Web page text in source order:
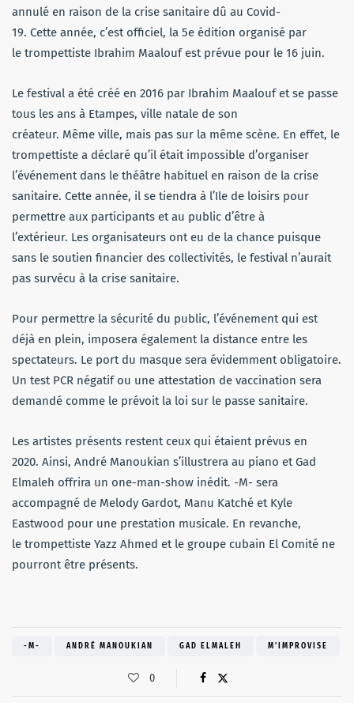
annulé en raison de la crise sanitaire dû au Covid-
19. Cette année, c’est officiel, la 5e édition organisé par
le trompettiste Ibrahim Maalouf est prévue pour le 16 juin.
Le festival a été créé en 2016 par Ibrahim Maalouf et se passe
tous les ans à Etampes, ville natale de son
créateur. Même ville, mais pas sur la même scène. En effet, le
trompettiste a déclaré qu’il était impossible d’organiser
l’événement dans le théâtre habituel en raison de la crise
sanitaire. Cette année, il se tiendra à l’Ile de loisirs pour
permettre aux participants et au public d’être à
l’extérieur. Les organisateurs ont eu de la chance puisque
sans le soutien financier des collectivités, le festival n’aurait
pas survécu à la crise sanitaire.
Pour permettre la sécurité du public, l’événement qui est
déjà en plein, imposera également la distance entre les
spectateurs. Le port du masque sera évidemment obligatoire.
Un test PCR négatif ou une attestation de vaccination sera
demandé comme le prévoit la loi sur le passe sanitaire.
Les artistes présents restent ceux qui étaient prévus en
2020. Ainsi, André Manoukian s’illustrera au piano et Gad
Elmaleh offrira un one-man-show inédit. -M- sera
accompagné de Melody Gardot, Manu Katché et Kyle
Eastwood pour une prestation musicale. En revanche,
le trompettiste Yazz Ahmed et le groupe cubain El Comité ne
pourront être présents.
-M- ANDRÉ MANOUKIAN GAD ELMALEH M'IMPROVISE
0